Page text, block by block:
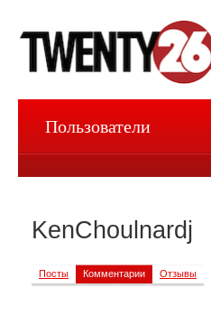
Пользователи
KenChoulnardj
Посты Комментарии Отзывы